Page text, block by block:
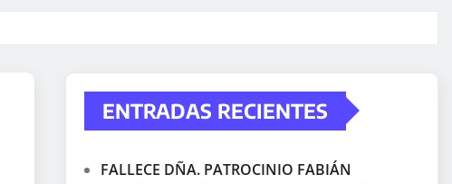
ENTRADAS RECIENTES
FALLECE DÑA. PATROCINIO FABIÁN